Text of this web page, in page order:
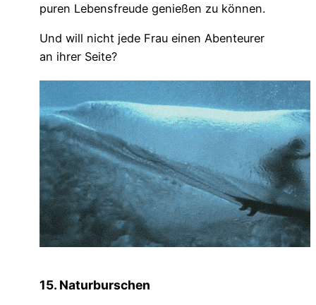
puren Lebensfreude genießen zu können.
Und will nicht jede Frau einen Abenteurer
an ihrer Seite?
15. Naturburschen